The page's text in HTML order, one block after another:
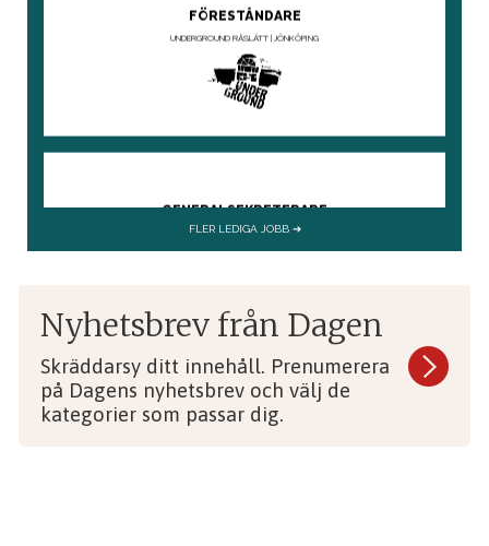
Nyhetsbrev från Dagen
Skräddarsy ditt innehåll. Prenumerera
på Dagens nyhetsbrev och välj de
kategorier som passar dig.